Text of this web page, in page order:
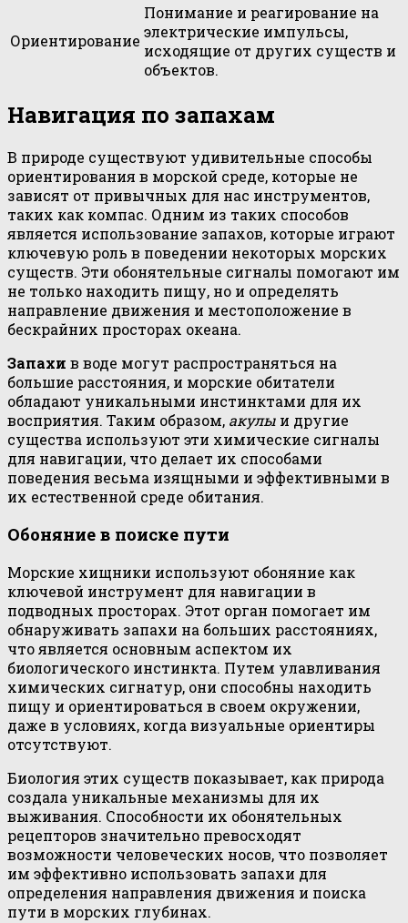
Ориентирование
Понимание и реагирование на
электрические импульсы,
исходящие от других существ и
объектов.
Навигация по запахам
В природе существуют удивительные способы
ориентирования в морской среде, которые не
зависят от привычных для нас инструментов,
таких как компас. Одним из таких способов
является использование запахов, которые играют
ключевую роль в поведении некоторых морских
существ. Эти обонятельные сигналы помогают им
не только находить пищу, но и определять
направление движения и местоположение в
бескрайних просторах океана.
Запахи в воде могут распространяться на
большие расстояния, и морские обитатели
обладают уникальными инстинктами для их
восприятия. Таким образом, акулы и другие
существа используют эти химические сигналы
для навигации, что делает их способами
поведения весьма изящными и эффективными в
их естественной среде обитания.
Обоняние в поиске пути
Морские хищники используют обоняние как
ключевой инструмент для навигации в
подводных просторах. Этот орган помогает им
обнаруживать запахи на больших расстояниях,
что является основным аспектом их
биологического инстинкта. Путем улавливания
химических сигнатур, они способны находить
пищу и ориентироваться в своем окружении,
даже в условиях, когда визуальные ориентиры
отсутствуют.
Биология этих существ показывает, как природа
создала уникальные механизмы для их
выживания. Способности их обонятельных
рецепторов значительно превосходят
возможности человеческих носов, что позволяет
им эффективно использовать запахи для
определения направления движения и поиска
пути в морских глубинах.